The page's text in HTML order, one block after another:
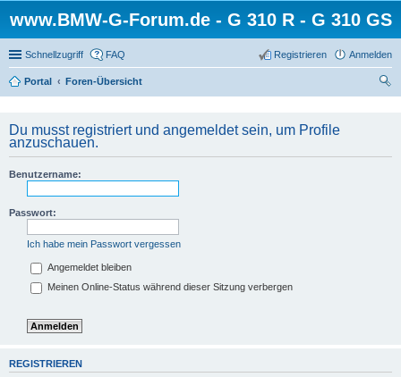
www.BMW-G-Forum.de - G 310 R - G 310 GS
Schnellzugriff FAQ Anmelden
Registrieren
Portal
Foren-Übersicht
Du musst registriert und angemeldet sein, um Profile
anzuschauen.
Benutzername:
Passwort:
Ich habe mein Passwort vergessen
Angemeldet bleiben
Meinen Online-Status während dieser Sitzung verbergen
REGISTRIEREN